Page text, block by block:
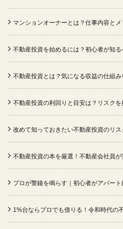
マンションオーナーとは？仕事内容と
不動産投資を始めるには？初心者が知
不動産投資とは？気になる収益の仕組
不動産投資の利回りと目安は？リスク
改めて知っておきたい不動産投資のリ
不動産投資の本を厳選！不動産会社員
プロが警鐘を鳴らす｜初心者がアパー
1%台ならプロでも借りる！令和時代の